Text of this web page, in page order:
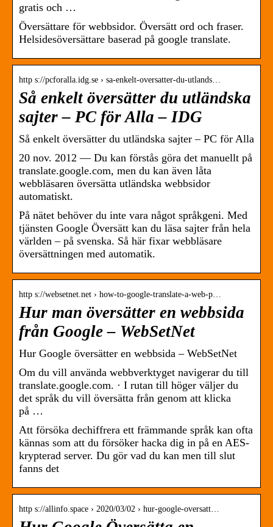
gratis och …
Översättare för webbsidor. Översätt ord och fraser.
Helsidesöversättare baserad på google translate.
http s://pcforalla.idg.se › sa-enkelt-oversatter-du-utlands…
Så enkelt översätter du utländska
sajter – PC för Alla – IDG
Så enkelt ­översätter du utländska sajter – PC för Alla
20 nov. 2012 — Du kan förstås göra det manuellt på
translate.google.com, men du kan även låta
webbläsaren översätta utländska webbsidor
automatiskt.
På nätet behöver du inte vara något språkgeni. Med
tjänsten Google Översätt kan du läsa sajter från hela
världen – på svenska. Så här fixar webbläsare
översättningen med automatik.
http s://websetnet.net › how-to-google-translate-a-web-p…
Hur man översätter en webbsida
från Google – WebSetNet
Hur Google översätter en webbsida – WebSetNet
Om du vill använda webbverktyget navigerar du till
translate.google.com. · I rutan till höger väljer du
det språk du vill översätta från genom att klicka
på …
Att försöka dechiffrera ett främmande språk kan ofta
kännas som att du försöker hacka dig in på en AES-
krypterad server. Du gör vad du kan men till slut
fanns det
http s://allinfo.space › 2020/03/02 › hur-google-oversatt…